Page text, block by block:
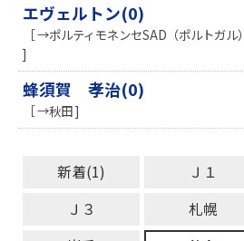
エヴェルトン(0)
［ →ポルティモネンセSAD（ポルトガ
]
蜂須賀 孝治(0)
［ →秋田 ]
新着(1) Ｊ１
Ｊ３
札幌